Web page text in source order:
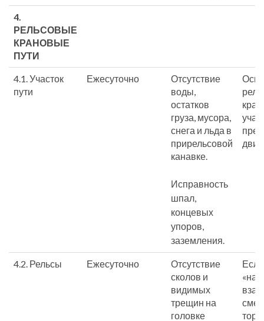
4.
РЕЛЬСОВЫЕ
КРАНОВЫЕ
ПУТИ
4.1. Участок
пути
Ежесуточно
Отсутствие
воды,
остатков
груза, мусора,
снега и льда в
прирельсовой
канавке.
Исправность
шпал,
концевых
упоров,
заземления.
4.2. Рельсы Ежесуточно
Отсутствие
сколов и
видимых
трещин на
головке
«на